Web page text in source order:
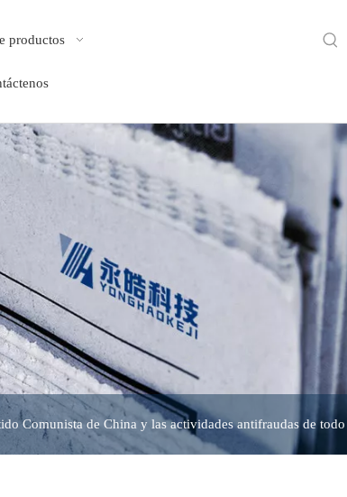
productos
Comunista de China y las actividades antifraudas de